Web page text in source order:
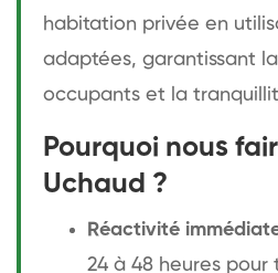
habitation privée en
adaptées, garantissant
occupants et la
Pourquoi nous
Uchaud ?
Réactivité
24 à 48 heures pour